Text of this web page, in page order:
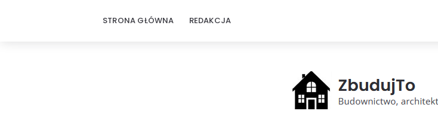
STRONA GŁÓWNA REDAKCJA